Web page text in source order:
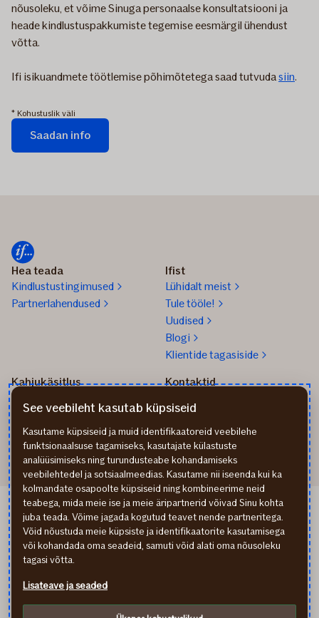
nõusoleku, et võime Sinuga personaalse konsultatsiooni ja
heade kindlustuspakkumiste tegemise eesmärgil ühendust
võtta.
Ifi isikuandmete töötlemise põhimõtetega saad tutvudasiin.
* Kohustuslik väli
Saadan info
Hea teada
Kindlustustingimused
Partnerlahendused
Ifist
Lühidalt meist
Tule tööle!
Uudised
Blogi
Klientide tagasiside
Kahjukäsitlus
Kuidas toimida kahju
korral?
Teata kahjust
Kontaktid
Arveldus
777 1211
If Apdrošināšana LV
If draudimas LT
Isikuandmete töötlemine
По-русски
See veebileht kasutab küpsiseid
Kasutame küpsiseid ja muid identifikaatoreid veebilehe
funktsionaalsuse tagamiseks, kasutajate külastuste
analüüsimiseks ning turundusteabe kohandamiseks
veebilehtedel ja sotsiaalmeedias. Kasutame nii iseenda kui ka
kolmandate osapoolte küpsiseid ning kombineerime neid
teabega, mida meie ise ja meie äripartnerid võivad Sinu kohta
juba teada. Võime jagada kogutud teavet nende partneritega.
Võid nõustuda meie küpsiste ja identifikaatorite kasutamisega
või kohandada oma seadeid, samuti võid alati oma nõusoleku
tagasi võtta.
Lisateave ja seaded